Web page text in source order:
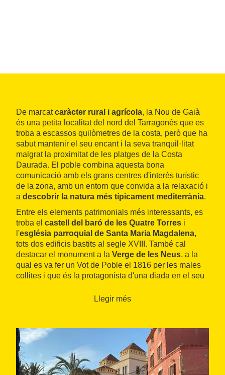
De marcatcaràcter rural i agrícola, la Nou de Gaià
és una petita localitat del nord del Tarragonès que es
troba a escassos quilòmetres de la costa, però que ha
sabut mantenir el seu encant i la seva tranquil·litat
malgrat la proximitat de les platges de la Costa
Daurada. El poble combina aquesta bona
comunicació amb els grans centres d'interès turístic
de la zona, amb un entorn que convida a la relaxació i
a descobrir la natura més típicament mediterrània.
Entre els elements patrimonials més interessants, es
troba el castell del baró de les Quatre Torres i
l'església parroquial de Santa Maria Magdalena,
tots dos edificis bastits al segle XVIII. També cal
destacar el monument a la Verge de les Neus, a la
qual es va fer un Vot de Poble el 1816 per les males
collites i que és la protagonista d'una diada en el seu
Llegir més